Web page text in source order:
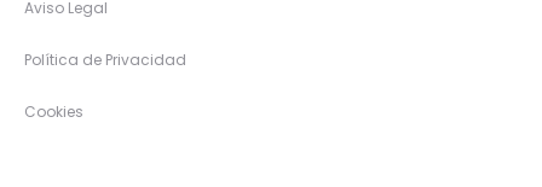
Aviso Legal
Política de Privacidad
Cookies